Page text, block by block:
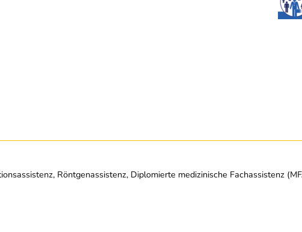
Röntgenassistenz, Diplomierte medizinische Fachassistenz